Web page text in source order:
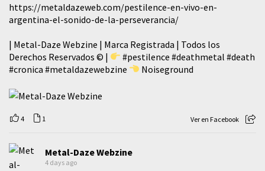
https://metaldazeweb.com/pestilence-en-vivo-en-
argentina-el-sonido-de-la-perseverancia/
| Metal-Daze Webzine | Marca Registrada | Todos los
Derechos Reservados © |
#pestilence #deathmetal #death
#cronica #metaldazewebzine Noiseground
4 1 Ver en Facebook
Metal-Daze Webzine
4 days ago